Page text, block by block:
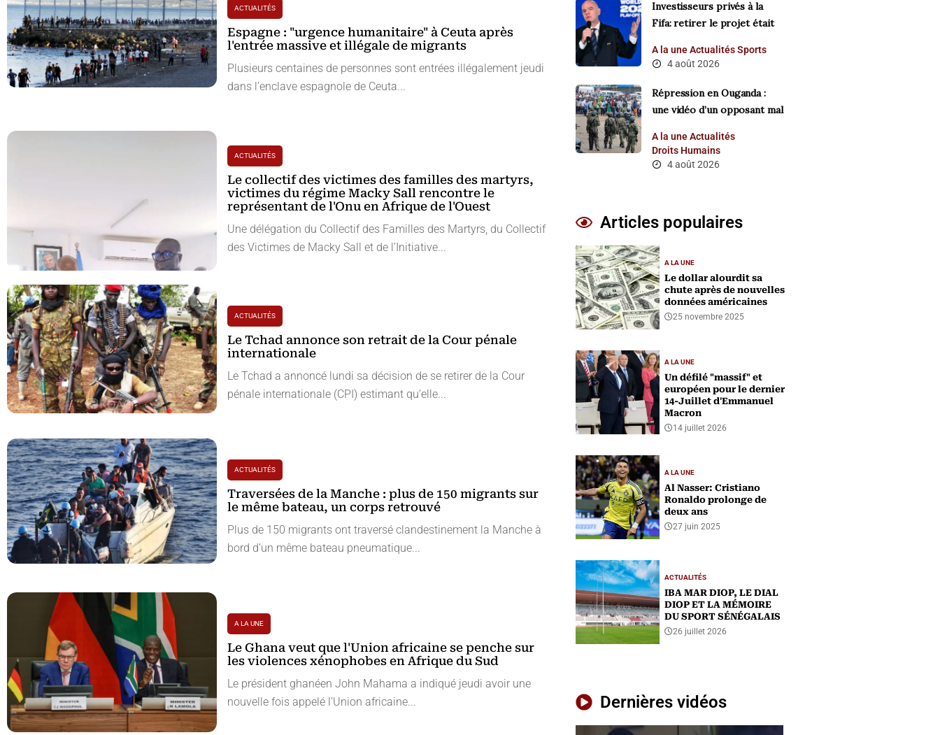
ACTUALITÉS
Espagne : "urgence humanitaire" à Ceuta après
l'entrée massive et illégale de migrants
Plusieurs centaines de personnes sont entrées illégalement jeudi
dans l’enclave espagnole de Ceuta...
ACTUALITÉS
Le collectif des victimes des familles des martyrs,
victimes du régime Macky Sall rencontre le
représentant de l'Onu en Afrique de l'Ouest
Une délégation du Collectif des Familles des Martyrs, du Collectif
des Victimes de Macky Sall et de l’Initiative...
ACTUALITÉS
Le Tchad annonce son retrait de la Cour pénale
internationale
Le Tchad a annoncé lundi sa décision de se retirer de la Cour
pénale internationale (CPI) estimant qu’elle...
ACTUALITÉS
Traversées de la Manche : plus de 150 migrants sur
le même bateau, un corps retrouvé
Plus de 150 migrants ont traversé clandestinement la Manche à
bord d’un même bateau pneumatique...
A LA UNE
Le Ghana veut que l'Union africaine se penche sur
les violences xénophobes en Afrique du Sud
Le président ghanéen John Mahama a indiqué jeudi avoir une
nouvelle fois appelé l’Union africaine...
Investisseurs privés à la
Fifa: retirer le projet était
A la uneActualités Sports
4 août 2026
Répression en Ouganda :
une vidéo d’un opposant mal
A la uneActualités
Droits Humains
4 août 2026
Articles populaires
A LA UNE
Le dollar alourdit sa
chute après de nouvelles
données américaines
25 novembre 2025
A LA UNE
Un défilé "massif" et
européen pour le dernier
14-Juillet d'Emmanuel
Macron
14 juillet 2026
A LA UNE
Al Nasser: Cristiano
Ronaldo prolonge de
deux ans
27 juin 2025
ACTUALITÉS
IBA MAR DIOP, LE DIAL
DIOP ET LA MÉMOIRE
DU SPORT SÉNÉGALAIS
26 juillet 2026
Dernières vidéos